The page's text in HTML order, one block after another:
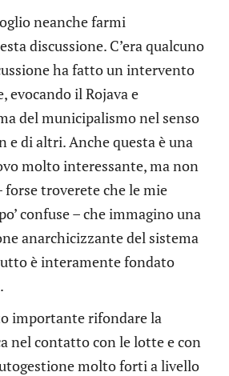
neanche farmi
discussione. C’era qualcuno
ha fatto un intervento
evocando il Rojava e
del municipalismo nel senso
e di altri. Anche questa è una
molto interessante, ma non
forse troverete che le mie
confuse – che immagino una
anarchicizzante del sistema
è interamente fondato
importante rifondare la
nel contatto con le lotte e con
molto forti a livello